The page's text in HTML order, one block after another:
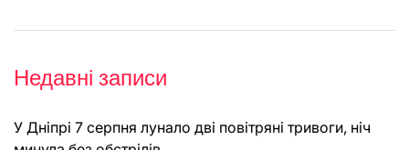
Недавні записи
У Дніпрі 7 серпня лунало дві повітряні тривоги, ніч